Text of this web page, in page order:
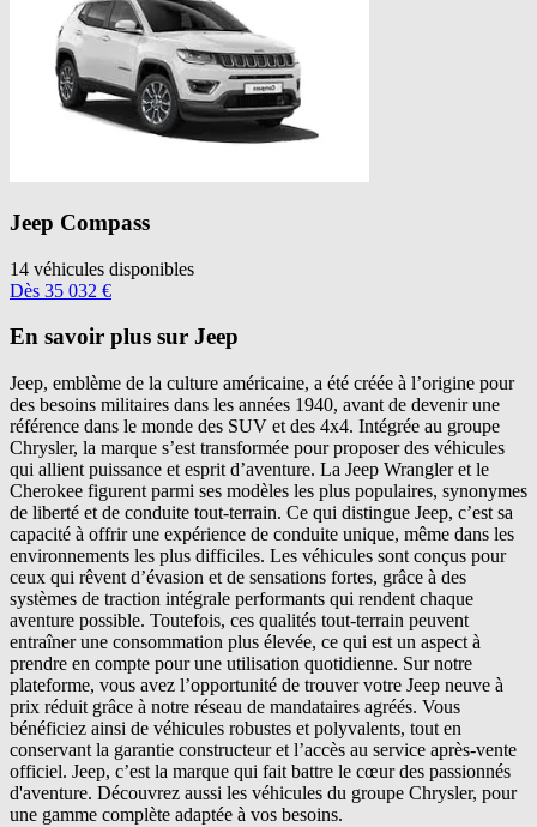
Jeep Compass
14 véhicules disponibles
Dès 35 032 €
En savoir plus sur Jeep
Jeep, emblème de la culture américaine, a été créée à l’origine pour
des besoins militaires dans les années 1940, avant de devenir une
référence dans le monde des SUV et des 4x4. Intégrée au groupe
Chrysler, la marque s’est transformée pour proposer des véhicules
qui allient puissance et esprit d’aventure. La Jeep Wrangler et le
Cherokee figurent parmi ses modèles les plus populaires, synonymes
de liberté et de conduite tout-terrain. Ce qui distingue Jeep, c’est sa
capacité à offrir une expérience de conduite unique, même dans les
environnements les plus difficiles. Les véhicules sont conçus pour
ceux qui rêvent d’évasion et de sensations fortes, grâce à des
systèmes de traction intégrale performants qui rendent chaque
aventure possible. Toutefois, ces qualités tout-terrain peuvent
entraîner une consommation plus élevée, ce qui est un aspect à
prendre en compte pour une utilisation quotidienne. Sur notre
plateforme, vous avez l’opportunité de trouver votre Jeep neuve à
prix réduit grâce à notre réseau de mandataires agréés. Vous
bénéficiez ainsi de véhicules robustes et polyvalents, tout en
conservant la garantie constructeur et l’accès au service après-vente
officiel. Jeep, c’est la marque qui fait battre le cœur des passionnés
d'aventure. Découvrez aussi les véhicules du groupe Chrysler, pour
une gamme complète adaptée à vos besoins.